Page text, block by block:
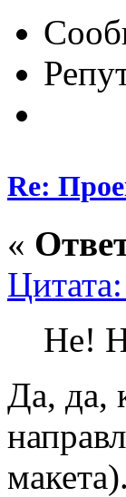
Re:
«
Не!
Да, да,
макета).